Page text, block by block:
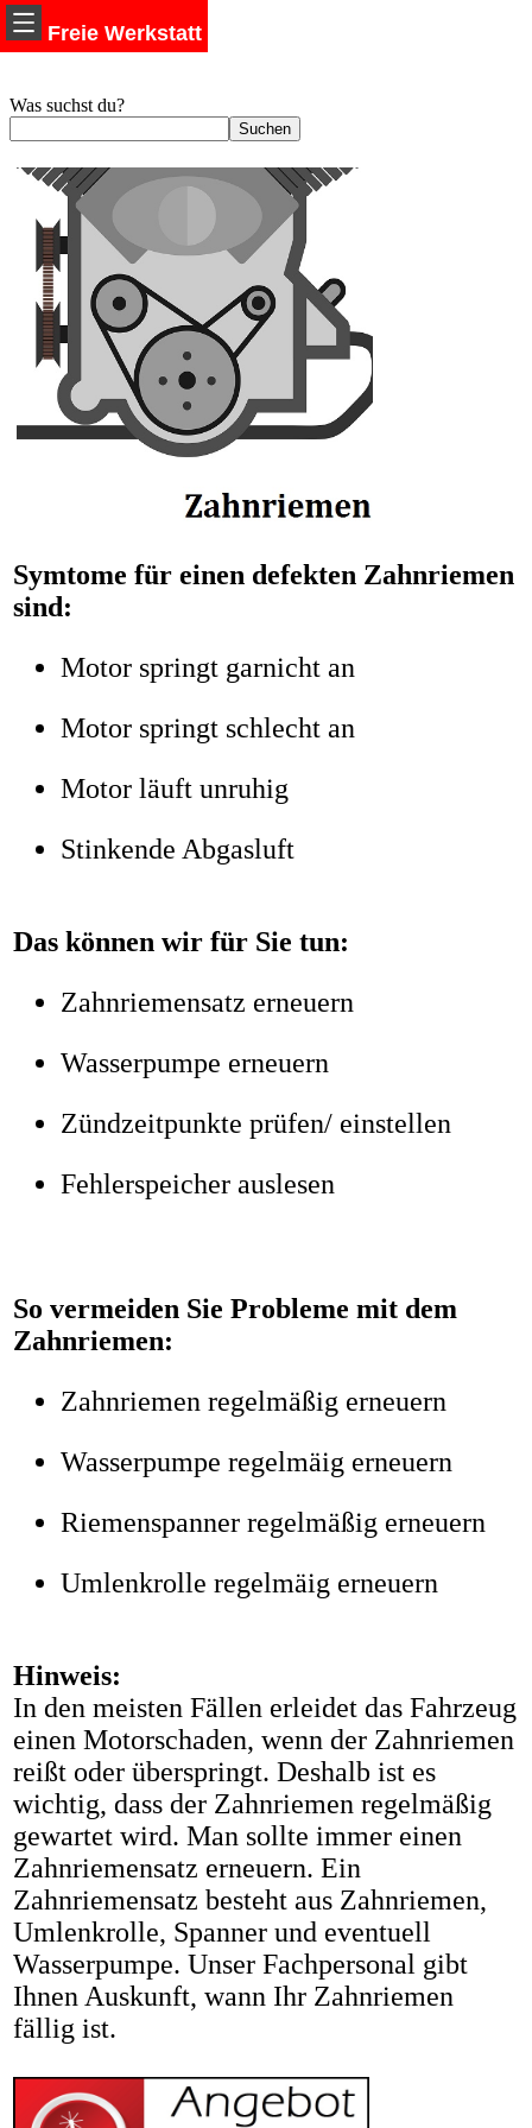
Freie Werkstatt
Was suchst du?
Symtome für einen defekten Zahnriemen
sind:
Motor springt garnicht an
Motor springt schlecht an
Motor läuft unruhig
Stinkende Abgasluft
Das können wir für Sie tun:
Zahnriemensatz erneuern
Wasserpumpe erneuern
Zündzeitpunkte prüfen/ einstellen
Fehlerspeicher auslesen
So vermeiden Sie Probleme mit dem
Zahnriemen:
Zahnriemen regelmäßig erneuern
Wasserpumpe regelmäig erneuern
Riemenspanner regelmäßig erneuern
Umlenkrolle regelmäig erneuern
Hinweis:
In den meisten Fällen erleidet das Fahrzeug
einen Motorschaden, wenn der Zahnriemen
reißt oder überspringt. Deshalb ist es
wichtig, dass der Zahnriemen regelmäßig
gewartet wird. Man sollte immer einen
Zahnriemensatz erneuern. Ein
Zahnriemensatz besteht aus Zahnriemen,
Umlenkrolle, Spanner und eventuell
Wasserpumpe. Unser Fachpersonal gibt
Ihnen Auskunft, wann Ihr Zahnriemen
fällig ist.